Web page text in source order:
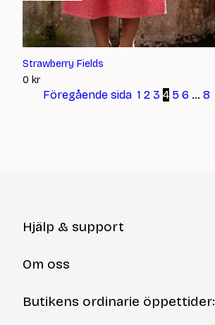
Strawberry Fields
0 kr
Föregående sida 1 2 3 4 5 6 … 8
Hjälp & support
Återköp via formulär
Frågor och svar
Om oss
Om Yllotyll
Kurser & events
Butikens ordinarie öppettider: